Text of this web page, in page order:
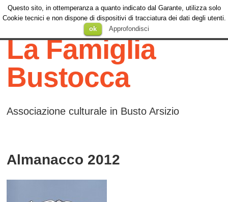
Menu
SKIP TO
Menu
La Famiglia
Bustocca
Associazione culturale in Busto Arsizio
Almanacco 2012
Questo sito, in ottemperanza a quanto indicato dal Garante, utilizza solo
Cookie tecnici e non dispone di dispositivi di tracciatura dei dati degli utenti.
ok
Approfondisci